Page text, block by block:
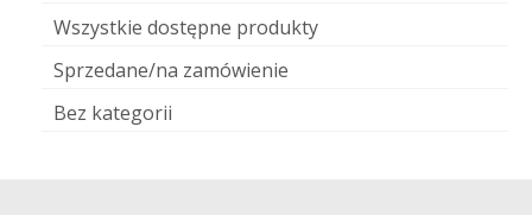
Wszystkie dostępne produkty
Sprzedane/na zamówienie
Bez kategorii